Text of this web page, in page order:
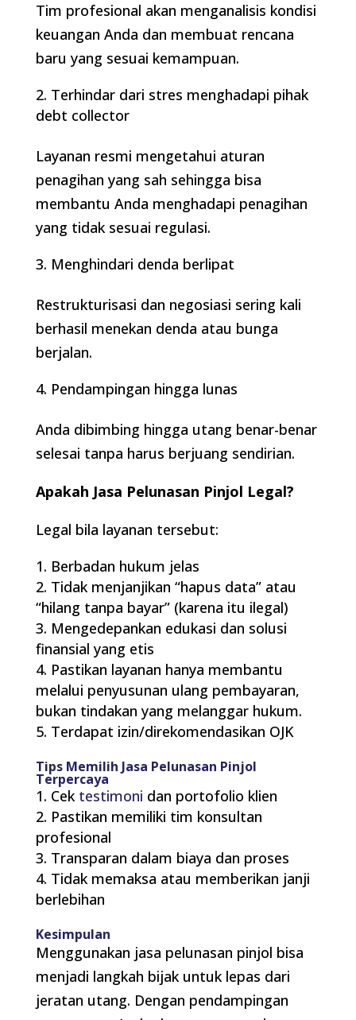
Tim profesional akan menganalisis kondisi
keuangan Anda dan membuat rencana
baru yang sesuai kemampuan.
Terhindar dari stres menghadapi pihak
debt collector
Layanan resmi mengetahui aturan
penagihan yang sah sehingga bisa
membantu Anda menghadapi penagihan
yang tidak sesuai regulasi.
Menghindari denda berlipat
Restrukturisasi dan negosiasi sering kali
berhasil menekan denda atau bunga
berjalan.
Pendampingan hingga lunas
Anda dibimbing hingga utang benar-benar
selesai tanpa harus berjuang sendirian.
Apakah Jasa Pelunasan Pinjol Legal?
Legal bila layanan tersebut:
Berbadan hukum jelas
Tidak menjanjikan “hapus data” atau
“hilang tanpa bayar” (karena itu ilegal)
Mengedepankan edukasi dan solusi
finansial yang etis
Pastikan layanan hanya membantu
melalui penyusunan ulang pembayaran,
bukan tindakan yang melanggar hukum.
Terdapat izin/direkomendasikan OJK
Tips Memilih Jasa Pelunasan Pinjol
Terpercaya
Cek testimoni dan portofolio klien
Pastikan memiliki tim konsultan
profesional
Transparan dalam biaya dan proses
Tidak memaksa atau memberikan janji
berlebihan
Kesimpulan
Menggunakan jasa pelunasan pinjol bisa
menjadi langkah bijak untuk lepas dari
jeratan utang. Dengan pendampingan